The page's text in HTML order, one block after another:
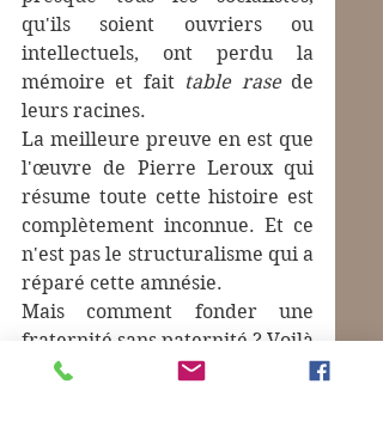
qu'ils soient ouvriers ou
intellectuels, ont perdu la
mémoire et fait table rase de
leurs racines.
La meilleure preuve en est que
l'œuvre de Pierre Leroux qui
résume toute cette histoire est
complètement inconnue. Et ce
n'est pas le structuralisme qui a
réparé cette amnésie.
Mais comment fonder une
fraternité sans paternité ? Voilà
le cercle dont nous cherchons